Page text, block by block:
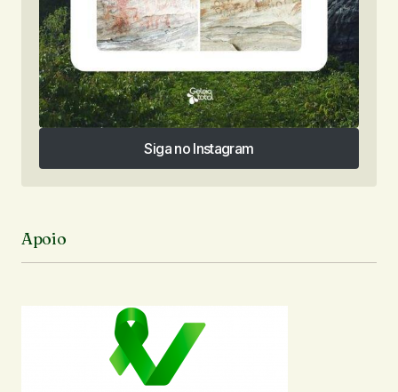
Siga no Instagram
Siga no Instagram
Apoio